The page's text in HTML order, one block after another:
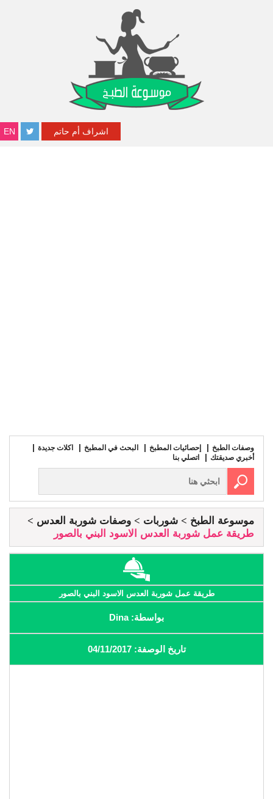
EN اشراف أم حاتم
وصفات الطبخ إحصائيات المطبخ البحث في المطبخ
اكلات جديدة
أخبري صديقتك
اتصلي بنا
موسوعة الطبخ شوربات
وصفات شوربة العدس
طريقة عمل شوربة العدس الاسود البني بالصور
طريقة عمل شوربة العدس الاسود البني بالصور
بواسطة: Dina
تاريخ الوصفة: 04/11/2017